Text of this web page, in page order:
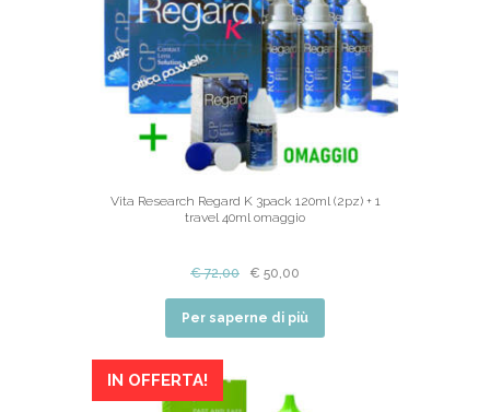
Vita Research Regard K 3pack 120ml (2pz) + 1
travel 40ml omaggio
€72,00 € 50,00
Per saperne di più
IN OFFERTA!